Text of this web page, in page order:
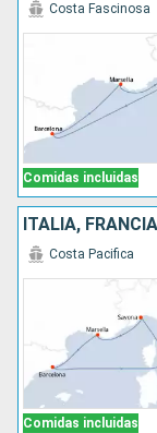
Comidas incluidas
Costa Fascinosa
ITALIA,
Comidas incluidas
Costa Pacifica